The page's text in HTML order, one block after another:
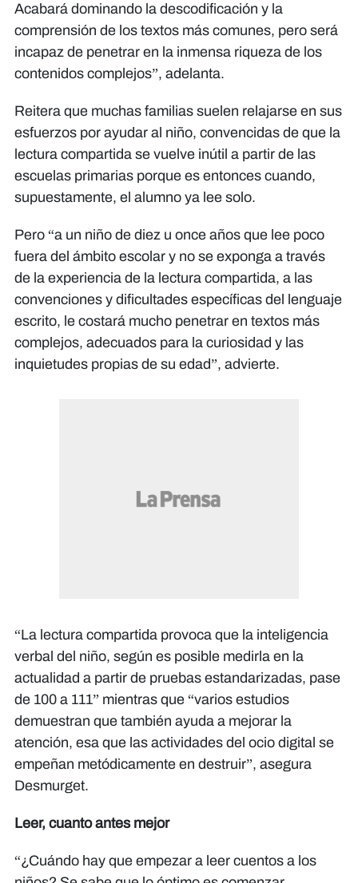
Acabará dominando la descodificación y la
comprensión de los textos más comunes, pero será
incapaz de penetrar en la inmensa riqueza de los
contenidos complejos”, adelanta.
Reitera que muchas familias suelen relajarse en sus
esfuerzos por ayudar al niño, convencidas de que la
lectura compartida se vuelve inútil a partir de las
escuelas primarias porque es entonces cuando,
supuestamente, el alumno ya lee solo.
Pero “a un niño de diez u once años que lee poco
fuera del ámbito escolar y no se exponga a través
de la experiencia de la lectura compartida, a las
convenciones y dificultades específicas del lenguaje
escrito, le costará mucho penetrar en textos más
complejos, adecuados para la curiosidad y las
inquietudes propias de su edad”, advierte.
“La lectura compartida provoca que la inteligencia
verbal del niño, según es posible medirla en la
actualidad a partir de pruebas estandarizadas, pase
de 100 a 111” mientras que “varios estudios
demuestran que también ayuda a mejorar la
atención, esa que las actividades del ocio digital se
empeñan metódicamente en destruir”, asegura
Desmurget.
Leer, cuanto antes mejor
“¿Cuándo hay que empezar a leer cuentos a los